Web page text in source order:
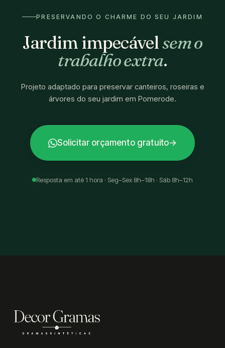
PRESERVANDO O CHARME DO SEU JARDIM
Jardim impecávelsem o
trabalho extra.
Projeto adaptado para preservar canteiros, roseiras e
árvores do seu jardim em Pomerode.
Solicitar orçamento gratuito→
Resposta em até 1 hora · Seg–Sex 8h–18h · Sáb 8h–12h